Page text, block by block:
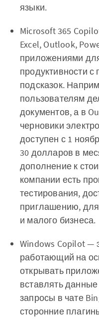
языки.
Microsoft 365
Excel, Outlook,
приложениями
продуктивности
подсказок.
пользователям
документов, а в
черновики
доступен с 1
30 долларов в
дополнение к
компании есть
тестирования,
приглашению,
и малого бизнеса.
Windows Copilot —
работающий на
открывать
вставлять
запросы в чате
сторонние